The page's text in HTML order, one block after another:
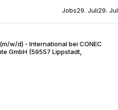
Jobs29. Juli29. Jul
w/d) - International bei CONEC
GmbH (59557 Lippstadt,